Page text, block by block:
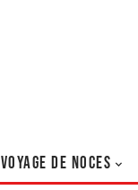
VOYAGE DE NOCES